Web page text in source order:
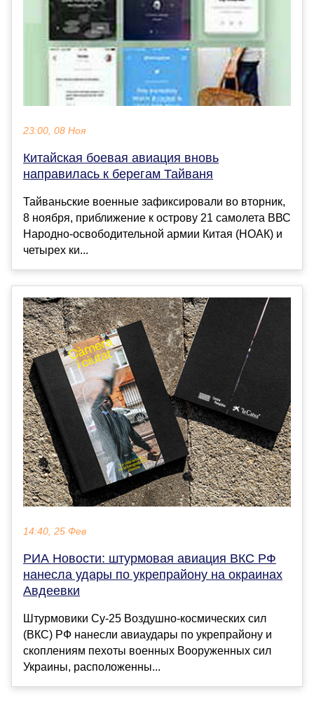
23:00, 08 Ноя
Китайская боевая авиация вновь
направилась к берегам Тайваня
Тайваньские военные зафиксировали во вторник,
8 ноября, приближение к острову 21 самолета ВВС
Народно-освободительной армии Китая (НОАК) и
четырех ки...
14:40, 25 Фев
РИА Новости: штурмовая авиация ВКС РФ
нанесла удары по укрепрайону на окраинах
Авдеевки
Штурмовики Су-25 Воздушно-космических сил
(ВКС) РФ нанесли авиаудары по укрепрайону и
скоплениям пехоты военных Вооруженных сил
Украины, расположенны...